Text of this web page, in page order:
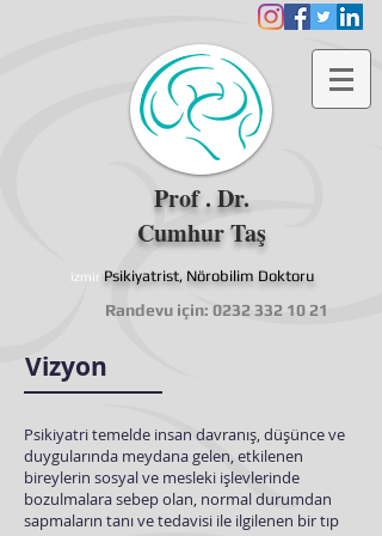
Prof . Dr.
Cumhur Taş
izmir Psikiyatrist, Nörobilim Doktoru
Randevu için: 0232 332 10 21
Vizyon
Psikiyatri temelde insan davranış, düşünce ve
duygularında meydana gelen, etkilenen
bireylerin sosyal ve mesleki işlevlerinde
bozulmalara sebep olan, normal durumdan
sapmaların tanı ve tedavisi ile ilgilenen bir tıp